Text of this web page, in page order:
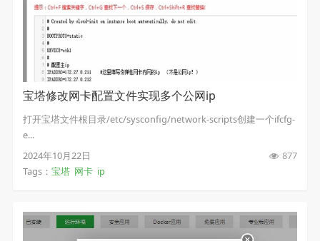
宝塔修改网卡配置文件实现多个公网ip
打开宝塔文件根目录/etc/sysconfig/network-scripts创建一个ifcfg-
e...
2024年10月22日
877
Tags： 宝塔 网卡 ip